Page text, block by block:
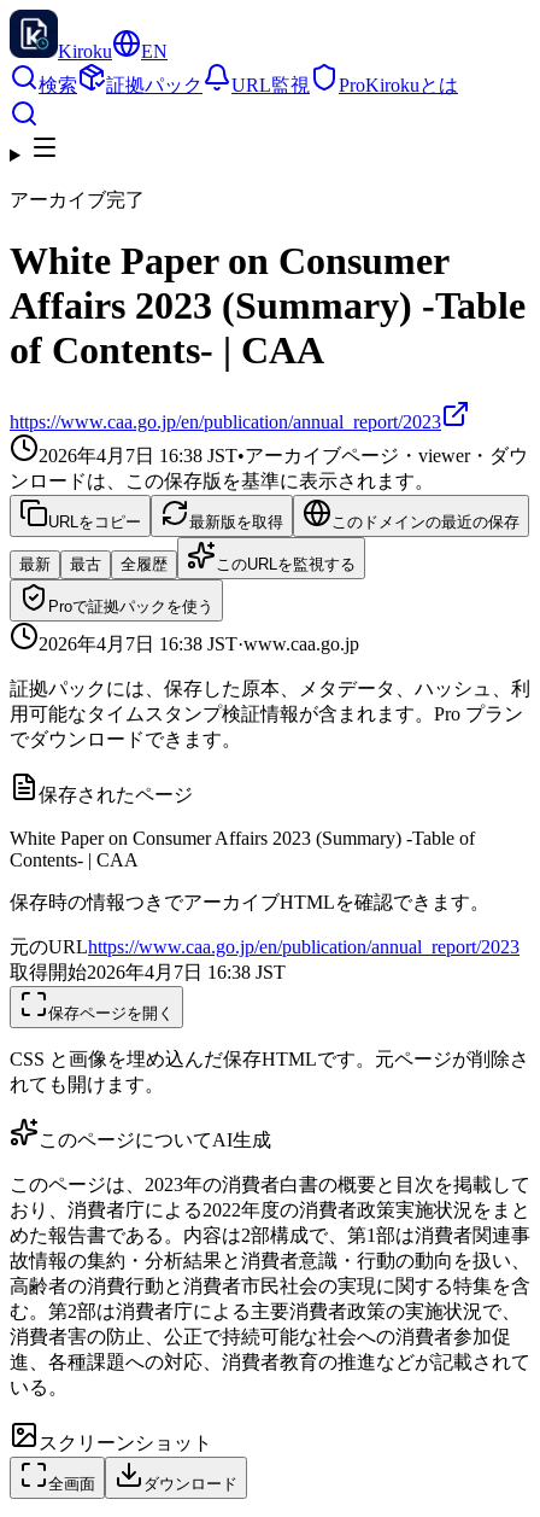
Kiroku
EN
検索
証拠パック URL監視 ProKirokuとは
アーカイブ完了
White Paper on Consumer
Affairs 2023 (Summary) -Table
of Contents- | CAA
https://www.caa.go.jp/en/publication/annual_report/2023
2026年4月7日 16:38 JST•アーカイブページ・viewer・ダウ
ンロードは、この保存版を基準に表示されます。
URLをコピー 最新版を取得 このドメインの最近の保存
最新 最古 全履歴 このURLを監視する
Proで証拠パックを使う
2026年4月7日 16:38 JST·www.caa.go.jp
証拠パックには、保存した原本、メタデータ、ハッシュ、利
用可能なタイムスタンプ検証情報が含まれます。Pro プラン
でダウンロードできます。
保存されたページ
White Paper on Consumer Affairs 2023 (Summary) -Table of
Contents- | CAA
保存時の情報つきでアーカイブHTMLを確認できます。
元のURLhttps://www.caa.go.jp/en/publication/annual_report/2023
取得開始2026年4月7日 16:38 JST
保存ページを開く
CSS と画像を埋め込んだ保存HTMLです。元ページが削除さ
れても開けます。
このページについてAI生成
このページは、2023年の消費者白書の概要と目次を掲載して
おり、消費者庁による2022年度の消費者政策実施状況をまと
めた報告書である。内容は2部構成で、第1部は消費者関連事
故情報の集約・分析結果と消費者意識・行動の動向を扱い、
高齢者の消費行動と消費者市民社会の実現に関する特集を含
む。第2部は消費者庁による主要消費者政策の実施状況で、
消費者害の防止、公正で持続可能な社会への消費者参加促
進、各種課題への対応、消費者教育の推進などが記載されて
いる。
スクリーンショット
全画面 ダウンロード